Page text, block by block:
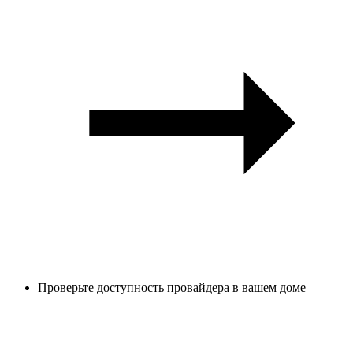
Проверьте доступность провайдера в вашем доме